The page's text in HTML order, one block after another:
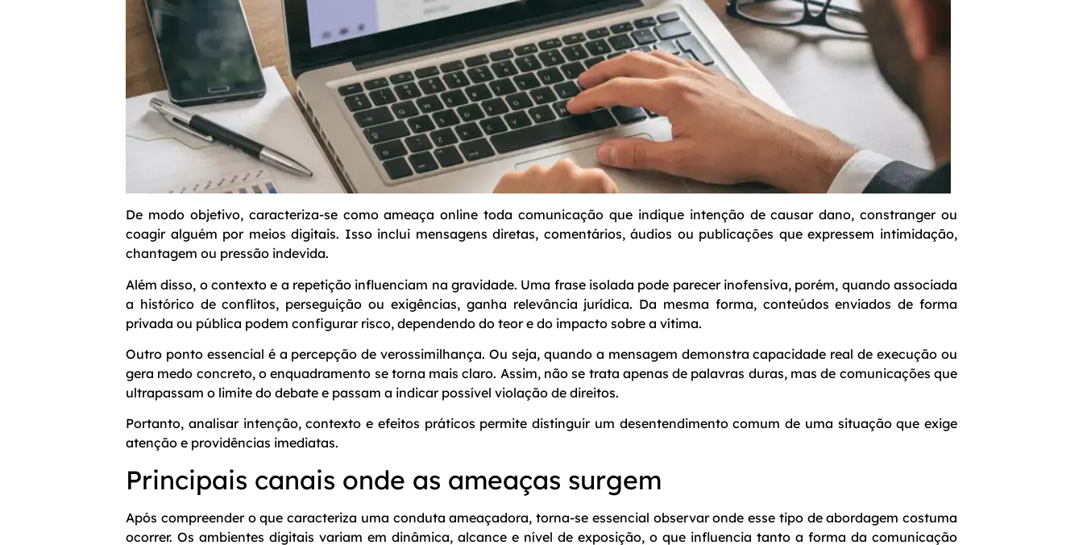
De modo objetivo, caracteriza-se como ameaça online toda comunicação que indique intenção de causar dano, constranger ou
coagir alguém por meios digitais. Isso inclui mensagens diretas, comentários, áudios ou publicações que expressem intimidação,
chantagem ou pressão indevida.
Além disso, o contexto e a repetição influenciam na gravidade. Uma frase isolada pode parecer inofensiva, porém, quando associada
a histórico de conflitos, perseguição ou exigências, ganha relevância jurídica. Da mesma forma, conteúdos enviados de forma
privada ou pública podem configurar risco, dependendo do teor e do impacto sobre a vítima.
Outro ponto essencial é a percepção de verossimilhança. Ou seja, quando a mensagem demonstra capacidade real de execução ou
gera medo concreto, o enquadramento se torna mais claro. Assim, não se trata apenas de palavras duras, mas de comunicações que
ultrapassam o limite do debate e passam a indicar possível violação de direitos.
Portanto, analisar intenção, contexto e efeitos práticos permite distinguir um desentendimento comum de uma situação que exige
atenção e providências imediatas.
Principais canais onde as ameaças surgem
Após compreender o que caracteriza uma conduta ameaçadora, torna-se essencial observar onde esse tipo de abordagem costuma
ocorrer. Os ambientes digitais variam em dinâmica, alcance e nível de exposição, o que influencia tanto a forma da comunicação